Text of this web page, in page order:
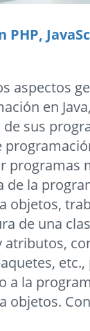
PHP,
aspectos
en
sus
programas
de la
objetos,
de una
atributos,
a la
objetos.